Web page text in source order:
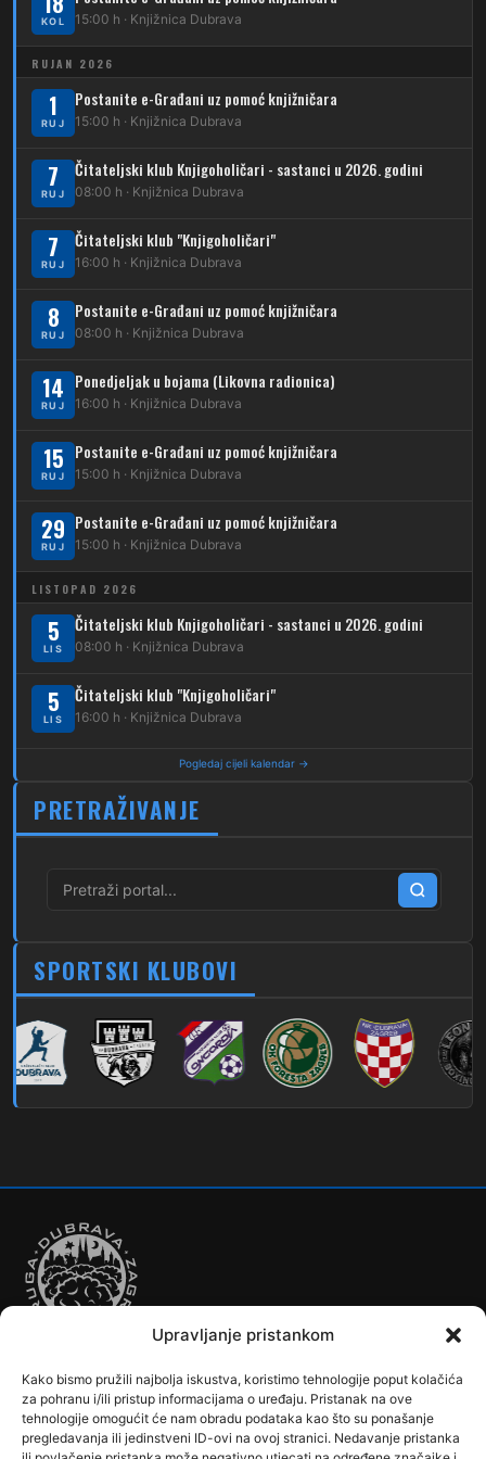
Upravljanje pristankom
Kako bismo pružili najbolja iskustva, koristimo tehnologije poput kolačića
za pohranu i/ili pristup informacijama o uređaju. Pristanak na ove
tehnologije omogućit će nam obradu podataka kao što su ponašanje
pregledavanja ili jedinstveni ID-ovi na ovoj stranici. Nedavanje pristanka
214 Koledinečka – Resnički gaj
223 Dubrava – Trnovčica – Dubec
230 Dubrava – Granešinski Novaki
232 Dubrava – Jazbina
269
DUBEC
212
223 Dubec – Trnovčica – Dubrava
224 Dubec – Novoselec
261 Dubec – Sesvete – Goranec
262 Dubec – Sesvete – Planina Donja
263 Dubec – Sesvete–Kašina – Pl.Gornja
264 Dubec – Sesvete – Jesenovec
267
270 Dubec – Sesvete – Blaguša
272 Dubec – Sesvete – Moravče
273
Dubec – Sesvete – Laktec
280 Dubec – Sesvete – Šimuncevec
212 Noćna – Dubec – Sesvete
KOL 15:00 h · Knjižnica Dubrava
RUJAN 2026
1
RUJ
Postanite e-Građani uz pomoć knjižničara
15:00 h · Knjižnica Dubrava
7
RUJ
Čitateljski klub Knjigoholičari - sastanci u 2026. godini
08:00 h · Knjižnica Dubrava
7
RUJ
Čitateljski klub "Knjigoholičari"
16:00 h · Knjižnica Dubrava
8
RUJ
Postanite e-Građani uz pomoć knjižničara
08:00 h · Knjižnica Dubrava
14
RUJ
Ponedjeljak u bojama (Likovna radionica)
16:00 h · Knjižnica Dubrava
15
RUJ
Postanite e-Građani uz pomoć knjižničara
15:00 h · Knjižnica Dubrava
29
RUJ
Postanite e-Građani uz pomoć knjižničara
15:00 h · Knjižnica Dubrava
LISTOPAD 2026
5
LIS
Čitateljski klub Knjigoholičari - sastanci u 2026. godini
08:00 h · Knjižnica Dubrava
5
LIS
Čitateljski klub "Knjigoholičari"
16:00 h · Knjižnica Dubrava
Pogledaj cijeli kalendar →
PRETRAŽIVANJE
SPORTSKI KLUBOVI
Autobusi Automobilizam Biciklizam
Borilački Sportovi
Cookie Policy (EU)
Crkve, samostani i župni uredi
Dječji vrtići
Drugi sportovi
Društva, klubovi, savezi, udruge Dubrava u Srcu